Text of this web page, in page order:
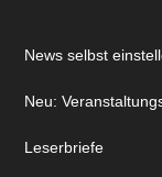
News selbst
Neu:
Leserbriefe